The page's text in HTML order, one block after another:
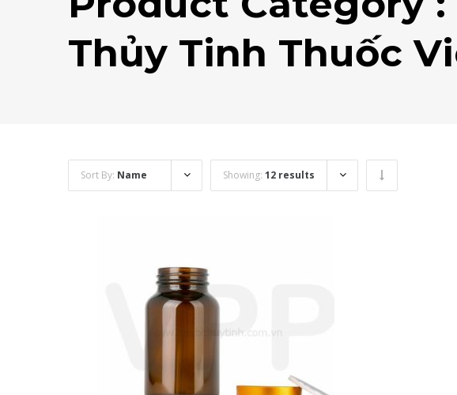
Thủy Tinh Thuốc
Sort By: Name Showing: 12 results